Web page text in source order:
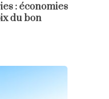
: économies
du bon